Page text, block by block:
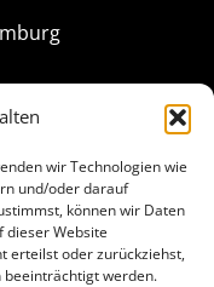
wir Technologien wie
und/oder darauf
können wir Daten
dieser Website
erteilst oder zurückziehst,
beeinträchtigt werden.